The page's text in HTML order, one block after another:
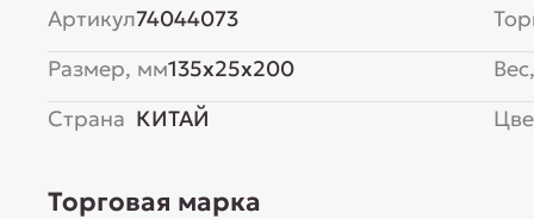
Артикул74044073
Размер, мм135x25x200
Страна КИТАЙ
Торговая марка